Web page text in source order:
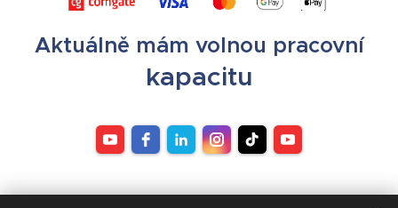
Aktuálně mám volnou pracovní
kapacitu